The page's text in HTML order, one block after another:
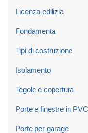
Licenza edilizia
Fondamenta
Tipi di costruzione
Isolamento
Tegole e copertura
Porte e finestre in PVC
Porte per garage